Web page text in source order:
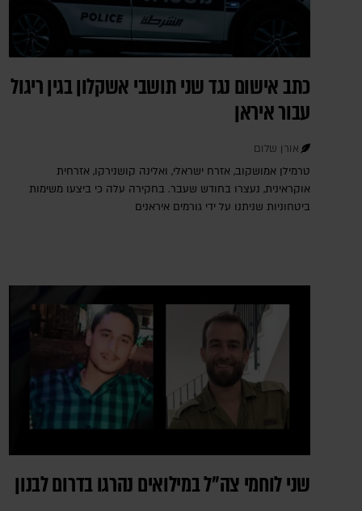
כתב אישום נגד שני תושבי אשקלון בגין ריגול
עבור איראן
אורן שלום
טרמילן אמושקוב, אזרח ישראלי, ואלינה קושנירקו, אזרחית
אוקראינית, נעצרו בחודש שעבר. בחקירה עלה כי ביצעו משימות
ביטחוניות שניתנו על ידי גורמים איראנים
שני לוחמי צה"ל במילואים נהרגו בדרום לבנון